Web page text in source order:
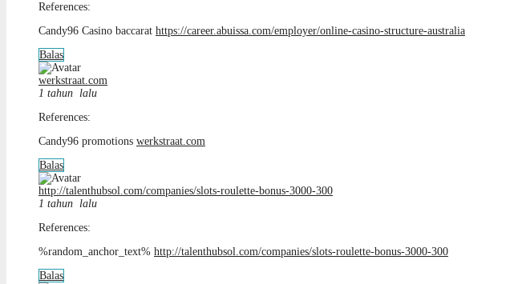
References:
Candy96 Casino baccarat https://career.abuissa.com/employer/online-casino-structure-australia
Balas
werkstraat.com
1 tahun lalu
References:
Candy96 promotions werkstraat.com
Balas
http://talenthubsol.com/companies/slots-roulette-bonus-3000-300
1 tahun lalu
References:
%random_anchor_text% http://talenthubsol.com/companies/slots-roulette-bonus-3000-300
Balas